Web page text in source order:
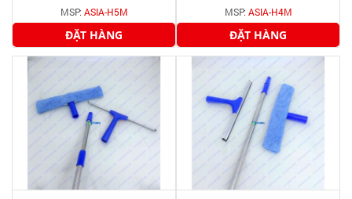
MSP: ASIA-H5M
ĐẶT HÀNG
MSP: ASIA-H4M
ĐẶT HÀNG